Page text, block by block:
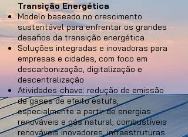
Transição Energética
Modelo baseado no crescimento
sustentável para enfrentar os grandes
desafios da transição energética
Soluções integradas e inovadoras para
empresas e cidades, com foco em
descarbonização, digitalização e
descentralização
Atividades-chave: redução de emissão
de gases de efeito estufa,
especialmente a partir de energias
renováveis e gás natural; combustíveis
renováveis inovadores; infraestruturas